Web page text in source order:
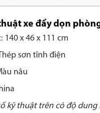
xe đẩy dọn
140 x 46 x 111 cm
sơn tĩnh điện
nâu
kỹ thuật trên có độ dung